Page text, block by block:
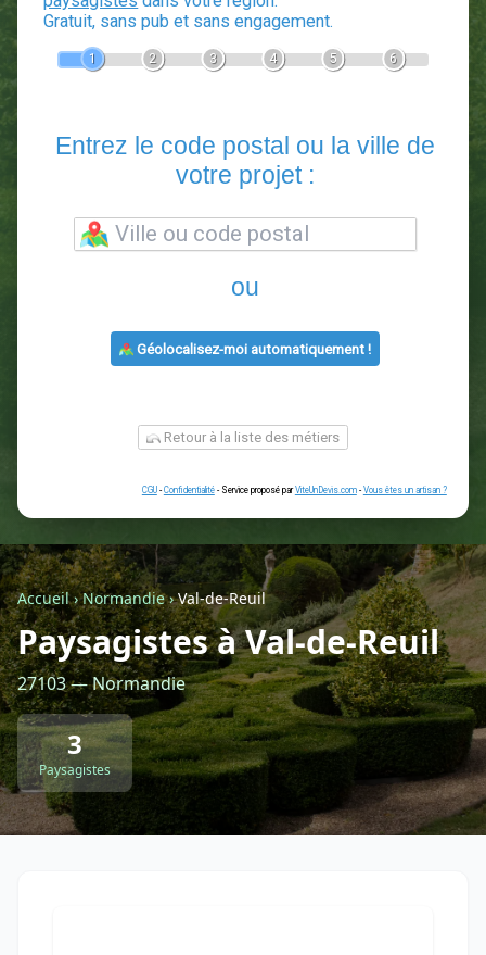
Devis Paysagiste
En 5 minutes, demandez3 devis comparatifs
votre projet :
ou
Géolocalisez-moi automatiquement !
Retour à la liste des métiers
CGU- Confidentialité - Service proposé parViteUnDevis.com-Vous
Accueil›Normandie›Val-de-Reuil
Paysagistes à Val-de-Reuil
27103 — Normandie
3
Paysagistes